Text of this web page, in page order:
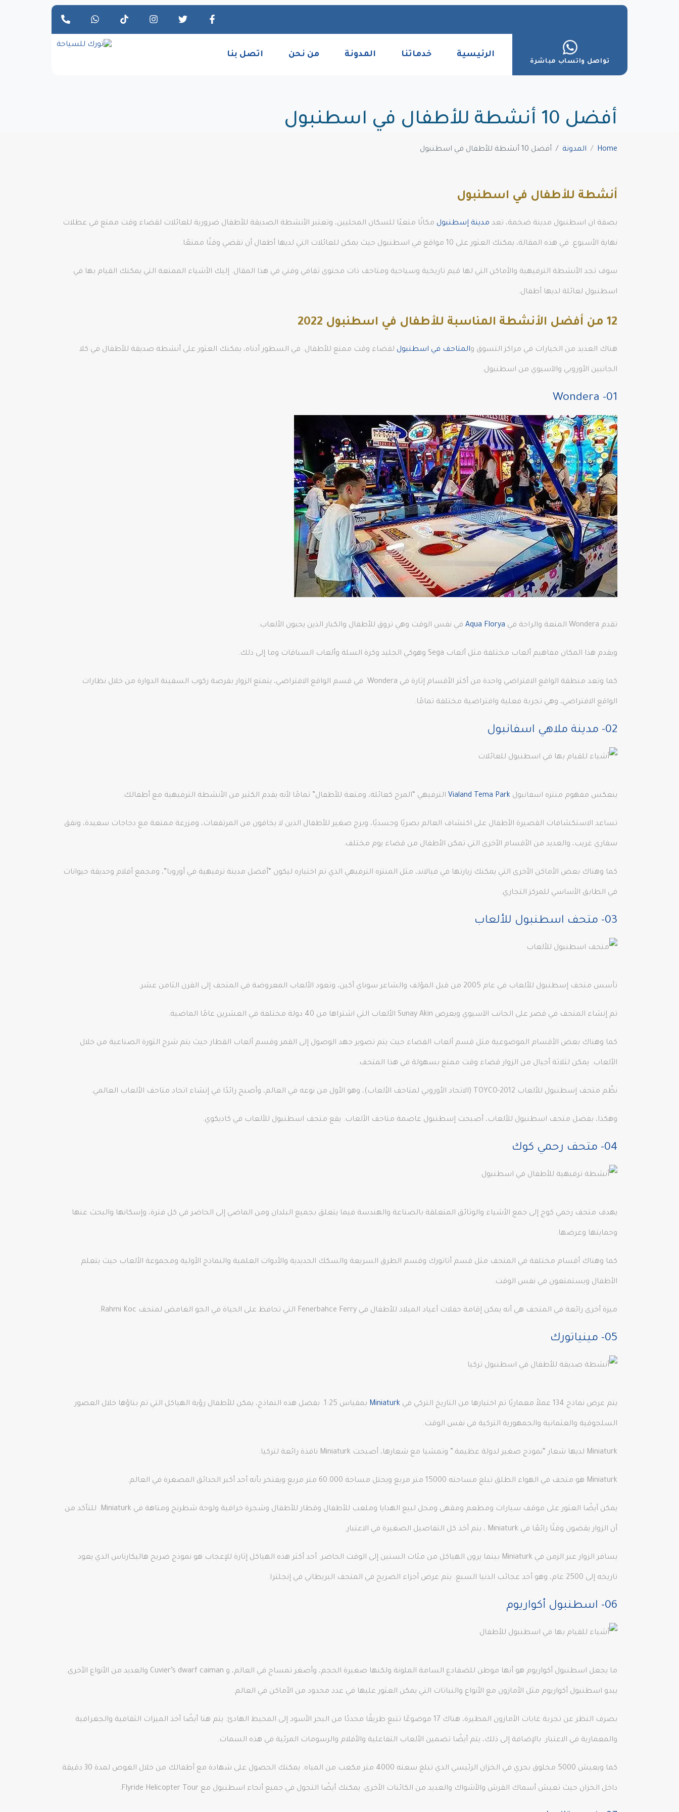
تواصل واتساب مباشرة
الرئيسية خدماتنا المدونة من نحن اتصل بنا
أفضل 10 أنشطة للأطفال في اسطنبول
Home المدونة أفضل 10 أنشطة للأطفال في اسطنبول
أنشطة للأطفال في اسطنبول
بصفة ان اسطنبول مدينة ضخمة، تعد مدينة إسطنبول مكانًا متعبًا للسكان المحليين، وتعتبر الأنشطة الصديقة للأطفال ضرورية للعائلات لقضاء وقت ممتع في عطلات
نهاية الأسبوع. في هذه المقالة، يمكنك العثور على 10 مواقع في اسطنبول حيث يمكن للعائلات التي لديها أطفال أن تقضي وقتًا ممتعًا.
سوف تجد الأنشطة الترفيهية والأماكن التي لها قيم تاريخية وسياحية ومتاحف ذات محتوى ثقافي وفني في هذا المقال. إليك الأشياء الممتعة التي يمكنك القيام بها في
اسطنبول لعائلة لديها أطفال.
12 من أفضل الأنشطة المناسبة للأطفال في اسطنبول 2022
هناك العديد من الخيارات في مراكز التسوق والمتاحف في اسطنبول لقضاء وقت ممتع للأطفال. في السطور أدناه، يمكنك العثور على أنشطة صديقة للأطفال في كلا
الجانبين الأوروبي والآسيوي من اسطنبول.
01- Wondera
تقدم Wondera المتعة والراحة في Aqua Florya في نفس الوقت وهي تروق للأطفال والكبار الذين يحبون الألعاب.
ويقدم هذا المكان مفاهيم ألعاب مختلفة مثل ألعاب Sega وهوكي الجليد وكرة السلة وألعاب السباقات وما إلى ذلك.
كما وتعد منطقة الواقع الافتراضي واحدة من أكثر الأقسام إثارة في Wondera. في قسم الواقع الافتراضي، يتمتع الزوار بفرصة ركوب السفينة الدوارة من خلال نظارات
الواقع الافتراضي، وهي تجربة فعلية وافتراضية مختلفة تمامًا.
02- مدينة ملاهي اسفانبول
ينعكس مفهوم منتزه اسفانبول Vialand Tema Park الترفيهي “المرح كعائلة، ومتعة للأطفال” تمامًا لأنه يقدم الكثير من الأنشطة الترفيهية مع أطفالك.
تساعد الاستكشافات القصيرة الأطفال على اكتشاف العالم بصريًا وجسديًا، وبرج صغير للأطفال الذين لا يخافون من المرتفعات، ومزرعة ممتعة مع دجاجات سعيدة، ونفق
سفاري غريب، والعديد من الأقسام الأخرى التي تمكن الأطفال من قضاء يوم مختلف.
كما وهناك بعض الأماكن الأخرى التي يمكنك زيارتها في فيالاند، مثل المنتزه الترفيهي الذي تم اختياره ليكون “أفضل مدينة ترفيهية في أوروبا”، ومجمع أفلام وحديقة حيوانات
في الطابق الأساسي للمركز التجاري.
03- متحف اسطنبول للألعاب
تأسس متحف إسطنبول للألعاب في عام 2005 من قبل المؤلف والشاعر سوناي أكين، وتعود الألعاب المعروضة في المتحف إلى القرن الثامن عشر.
تم إنشاء المتحف في قصر على الجانب الآسيوي ويعرض Sunay Akin الألعاب التي اشتراها من 40 دولة مختلفة في العشرين عامًا الماضية.
كما وهناك بعض الأقسام الموضوعية مثل قسم ألعاب الفضاء حيث يتم تصوير جهد الوصول إلى القمر وقسم ألعاب القطار حيث يتم شرح الثورة الصناعية من خلال
الألعاب. يمكن لثلاثة أجيال من الزوار قضاء وقت ممتع بسهولة في هذا المتحف.
نظّم متحف إسطنبول للألعاب TOYCO-2012 (الاتحاد الأوروبي لمتاحف الألعاب)، وهو الأول من نوعه في العالم، وأصبح رائدًا في إنشاء اتحاد متاحف الألعاب العالمي.
وهكذا، بفضل متحف اسطنبول للألعاب، أصبحت إسطنبول عاصمة متاحف الألعاب. يقع متحف اسطنبول للألعاب في كاديكوي.
04- متحف رحمي كوك
يهدف متحف رحمي كوج إلى جمع الأشياء والوثائق المتعلقة بالصناعة والهندسة فيما يتعلق بجميع البلدان ومن الماضي إلى الحاضر في كل فترة، وإسكانها والبحث عنها
وحمايتها وعرضها.
كما وهناك أقسام مختلفة في المتحف مثل قسم أتاتورك وقسم الطرق السريعة والسكك الحديدية والأدوات العلمية والنماذج الأولية ومجموعة الألعاب حيث يتعلم
الأطفال ويستمتعون في نفس الوقت.
ميزة أخرى رائعة في المتحف هي أنه يمكن إقامة حفلات أعياد الميلاد للأطفال في Fenerbahce Ferry التي تحافظ على الحياة في الجو الغامض لمتحف Rahmi Koc.
05- مينياتورك
يتم عرض نماذج 134 عملاً معماريًا تم اختيارها من التاريخ التركي في Miniaturk بمقياس 1:25. بفضل هذه النماذج، يمكن للأطفال رؤية الهياكل التي تم بناؤها خلال العصور
السلجوقية والعثمانية والجمهورية التركية في نفس الوقت.
Miniaturk لديها شعار “نموذج صغير لدولة عظيمة.” وتمشيا مع شعارها، أصبحت Miniaturk نافذة رائعة لتركيا.
Miniaturk هو متحف في الهواء الطلق تبلغ مساحته 15000 متر مربع ويحتل مساحة 60.000 متر مربع ويفتخر بأنه أحد أكبر الحدائق المصغرة في العالم.
يمكن أيضًا العثور على موقف سيارات ومطعم ومقهى ومحل لبيع الهدايا وملعب للأطفال وقطار للأطفال وشجرة خرافية ولوحة شطرنج ومتاهة في Miniaturk. للتأكد من
أن الزوار يقضون وقتًا رائعًا في Miniaturk ، يتم أخذ كل التفاصيل الصغيرة في الاعتبار.
يسافر الزوار عبر الزمن في Miniaturk بينما يرون الهياكل من مئات السنين إلى الوقت الحاضر. أحد أكثر هذه الهياكل إثارة للإعجاب هو نموذج ضريح هاليكارناس الذي يعود
تاريخه إلى 2500 عام، وهو أحد عجائب الدنيا السبع. يتم عرض أجزاء الضريح في المتحف البريطاني في إنجلترا.
06- اسطنبول أكواريوم
ما يجعل اسطنبول أكواريوم هو أنها موطن للضفادع السامة الملونة ولكنها صغيرة الحجم، وأصغر تمساح في العالم، و Cuvier’s dwarf caiman والعديد من الأنواع الأخرى.
يبدو اسطنبول أكواريوم مثل الأمازون مع الأنواع والنباتات التي يمكن العثور عليها في عدد محدود من الأماكن في العالم.
بصرف النظر عن تجربة غابات الأمازون المطيرة، هناك 17 موضوعًا تتبع طريقًا محددًا من البحر الأسود إلى المحيط الهادئ. يتم هنا أيضًا أخذ الميزات الثقافية والجغرافية
والمعمارية في الاعتبار. بالإضافة إلى ذلك، يتم أيضًا تضمين الألعاب التفاعلية والأفلام والرسومات المرئية في هذه السمات.
كما ويعيش 5000 مخلوق بحري في الخزان الرئيسي الذي تبلغ سعته 4000 متر مكعب من المياه. يمكنك الحصول على شهادة مع أطفالك من خلال الغوص لمدة 30 دقيقة
داخل الخزان حيث تعيش أسماك القرش والأشواك والعديد من الكائنات الأخرى. يمكنك أيضًا التجول في جميع أنحاء اسطنبول مع Flyride Helicopter Tour.